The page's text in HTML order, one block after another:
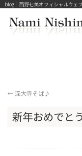
blog｜西野七美オフィシャルウェ
←深大寺そば♪
新年おめでと